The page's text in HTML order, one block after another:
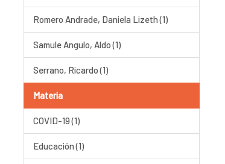
Romero Andrade, Daniela Lizeth (1)
Samule Angulo, Aldo (1)
Serrano, Ricardo (1)
Materia
COVID-19 (1)
Educación (1)